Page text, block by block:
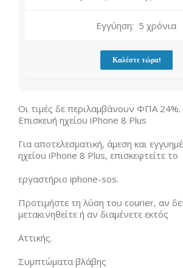
Εγγύηση: 5 χρόνια
Καλέστε τώρα!
Οι τιμές δε περιλαμβάνουν ΦΠΑ 24%.
Επισκευή ηχείου iPhone 8 Plus
Για αποτελεσματική, άμεση και
ηχείου iPhone 8 Plus, επισκεφτείτε το
εργαστήριο iphone-sos.
Προτιμήστε τη λύση του courier, αν
μετακινηθείτε ή αν διαμένετε εκτός
Αττικής.
Συμπτώματα βλάβης